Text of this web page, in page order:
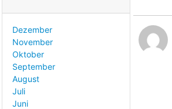
Dezember
November
Oktober
September
August
Juli
Juni